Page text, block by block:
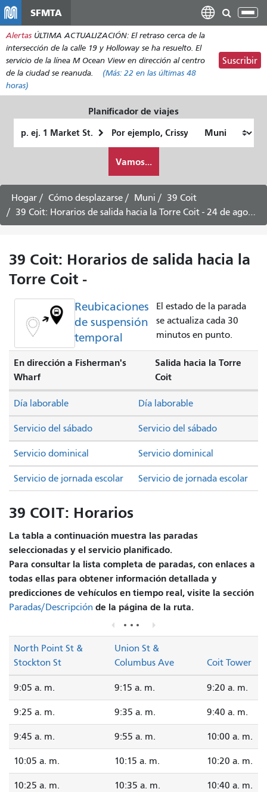
contenido
principal
SFMTA
Alertas ÚLTIMA ACTUALIZACIÓN: El retraso cerca de la
intersección de la calle 19 y Holloway se ha resuelto. El
servicio de la línea M Ocean View en dirección al centro
de la ciudad se reanuda.
(Más: 22 en las últimas 48
horas)
Suscribir
Planificador de viajes
de
quiero
viajar
Vamos...
Hogar Cómo desplazarse Muni
39 Coit
39 Coit: Horarios de salida hacia la Torre Coit - 24 de agosto de 2026
39 Coit: Horarios de salida hacia la
Torre Coit -
Reubicaciones
de suspensión
temporal
El estado de la parada
se actualiza cada 30
minutos en punto.
En dirección a Fisherman's
Wharf
Salida hacia la Torre
Coit
Servicio del sábado Servicio del sábado
Servicio dominical Servicio dominical
Día laborable Día laborable
Servicio de jornada escolar Servicio de jornada escolar
39 COIT: Horarios
La tabla a continuación muestra las paradas
seleccionadas y el servicio planificado.
Para consultar la lista completa de paradas, con enlaces a
todas ellas para obtener información detallada y
predicciones de vehículos en tiempo real, visite la sección
Paradas/Descripción de la página de la ruta.
North Point St &
Stockton St
Union St &
Columbus Ave
Coit Tower
9:05 a. m. 9:15 a. m. 9:20 a. m.
9:25 a. m. 9:35 a. m. 9:40 a. m.
9:45 a. m. 9:55 a. m. 10:00 a. m.
10:05 a. m. 10:15 a. m. 10:20 a. m.
10:25 a. m. 10:35 a. m. 10:40 a. m.